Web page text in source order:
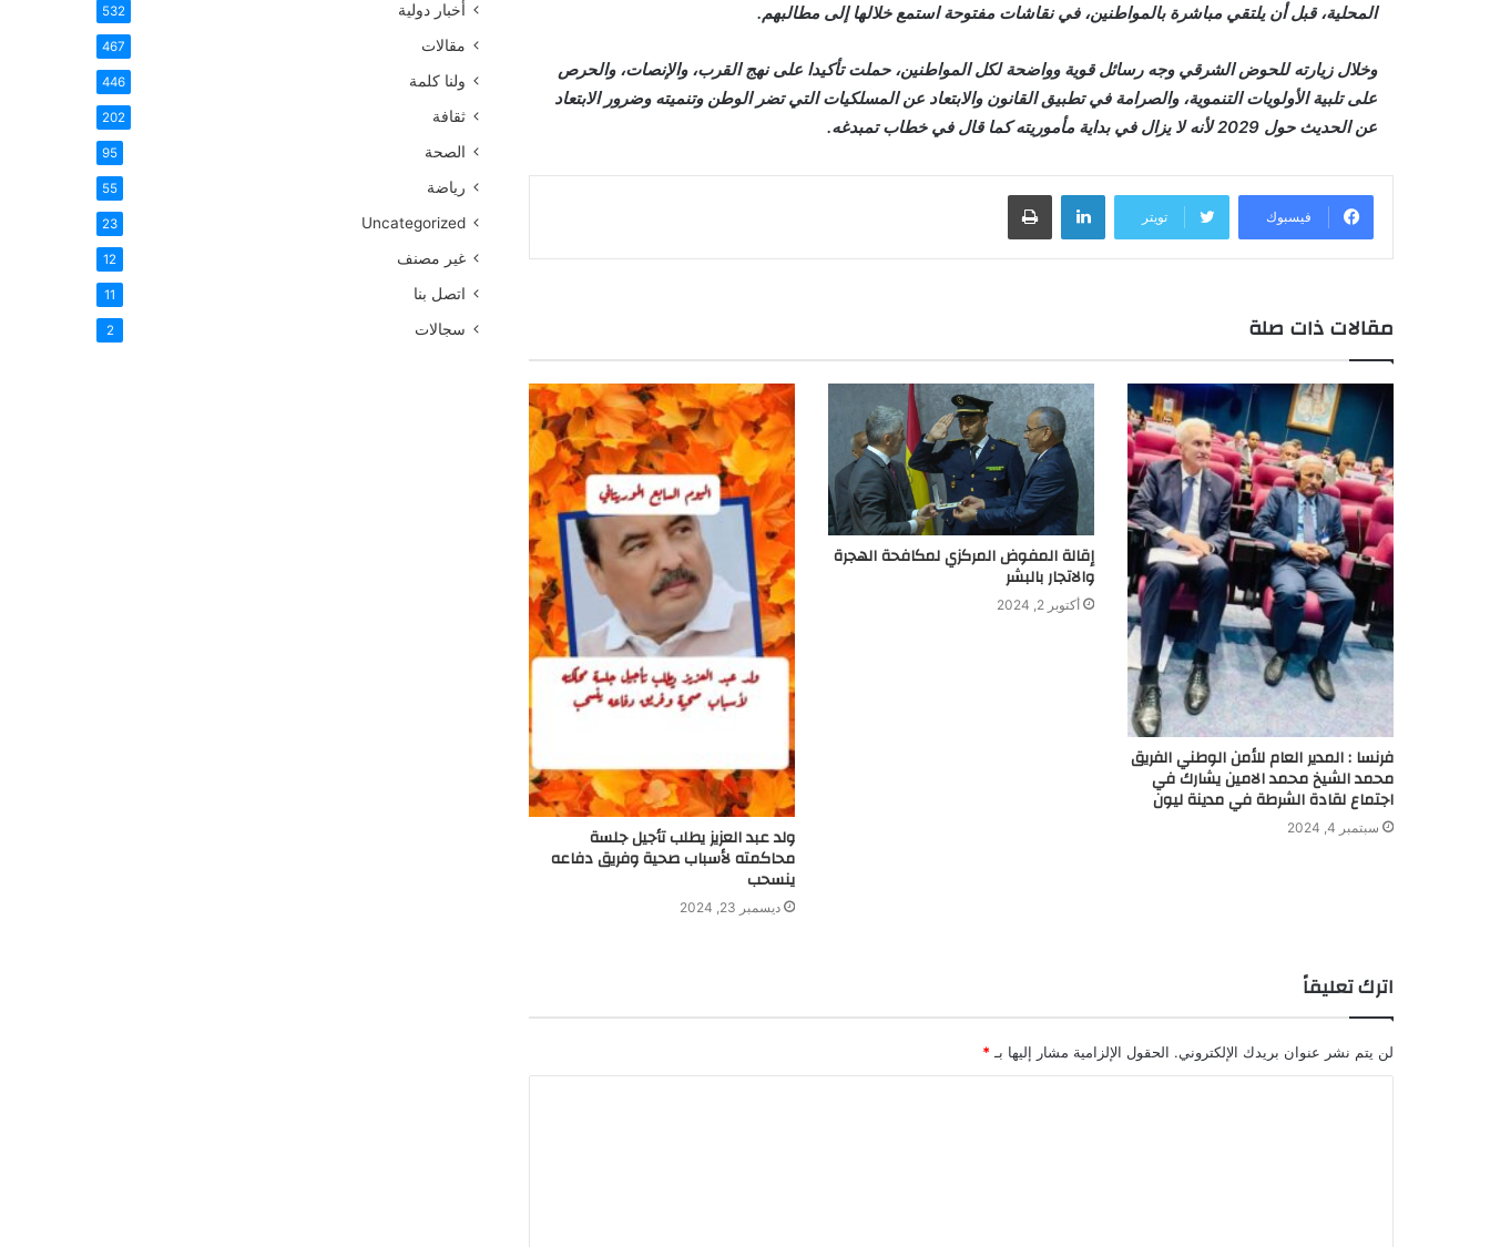
المحلية، قبل أن يلتقي مباشرة بالمواطنين، في نقاشات مفتوحة استمع خلالها إلى مطالبهم.
وخلال زيارته للحوض الشرقي وجه رسائل قوية وواضحة لكل المواطنين، حملت تأكيدا على نهج القرب، والإنصات، والحرص
على تلبية الأولويات التنموية، والصرامة في تطبيق القانون والابتعاد عن المسلكيات التي تضر الوطن وتنميته وضرور الابتعاد
عن الحديث حول 2029 لأنه لا يزال في بداية مأموريته كما قال في خطاب تمبدغه.
فيسبوك تويتر
لينكدإن
مقالات ذات صلة
فرنسا : المدير العام للأمن الوطني الفريق
محمد الشيخ محمد الامين يشارك في
اجتماع لقادة الشرطة في مدينة ليون
سبتمبر 4, 2024
إقالة المفوض المركزي لمكافحة الهجرة
والاتجار بالبشر
أكتوبر 2, 2024
ولد عبد العزيز يطلب تأجيل جلسة
محاكمته لأسباب صحية وفريق دفاعه
ينسحب
ديسمبر 23, 2024
اترك تعليقاً
لن يتم نشر عنوان بريدك الإلكتروني. الحقول الإلزامية مشار إليها بـ *
أخبار دولية 532
مقالات 467
ولنا كلمة 446
ثقافة 202
الصحة 95
رياضة 55
Uncategorized
23
غير مصنف 12
اتصل بنا 11
سجالات 2